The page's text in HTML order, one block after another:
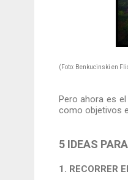
(Foto: Benkucinski en
Pero ahora es
como objetivos
5 IDEAS
1. RECORRER